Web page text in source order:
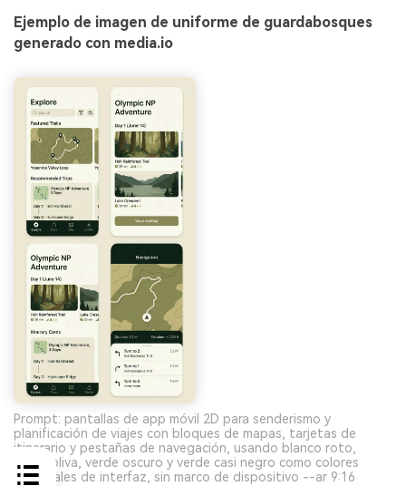
Ejemplo de imagen de uniforme de guardabosques
generado con media.io
Prompt: pantallas de app móvil 2D para senderismo y
planificación de viajes con bloques de mapas, tarjetas de
itinerario y pestañas de navegación, usando blanco roto,
khaki, oliva, verde oscuro y verde casi negro como colores
principales de interfaz, sin marco de dispositivo --ar 9:16